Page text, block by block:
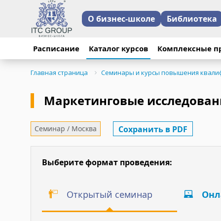
О бизнес-школе Библиотека
Расписание Каталог курсов Комплексные
Главная страница Семинары и курсы повышения
Маркетинговые
Семинар / Москва Сохранить в PDF
Выберите формат проведения:
Открытый семинар
24-25 апреля 2024
Маркетинговая
В тренинге
"Получила много
примеров. Очень
"Обратилась в ITC,
преподаватель дал
17-18 сентября
Маркетинговая
Обучение прошло